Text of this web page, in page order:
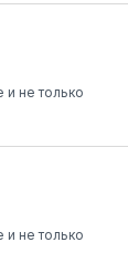
и не только
и не только